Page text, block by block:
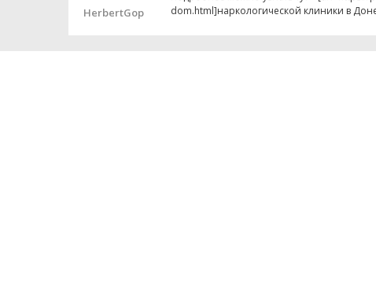
HerbertGop
dom.html]наркологической клиники в